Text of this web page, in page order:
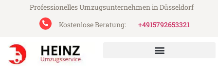
Professionelles Umzugsunternehmen in Düsseldorf
Kostenlose Beratung:
+4915792653321